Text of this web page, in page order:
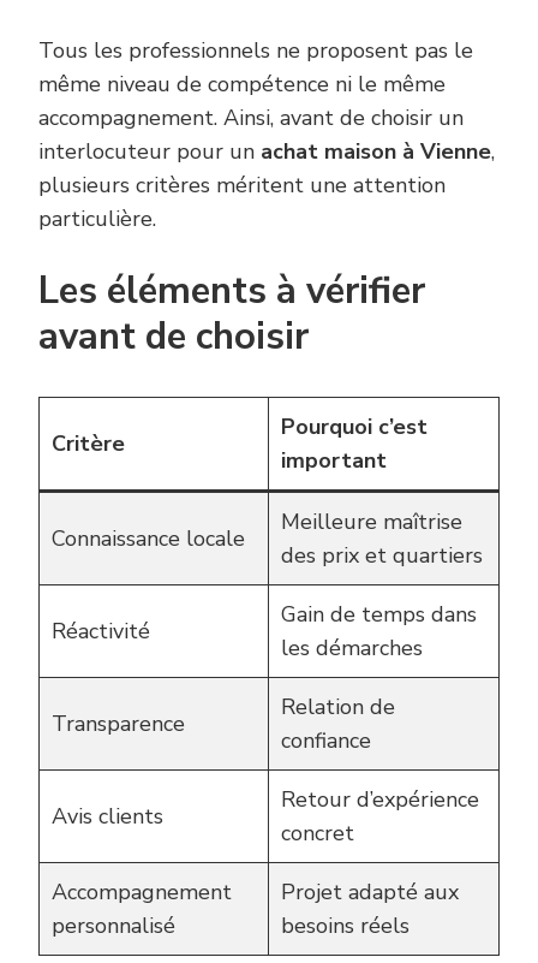
Tous les professionnels ne proposent pas le
même niveau de compétence ni le même
accompagnement. Ainsi, avant de choisir un
interlocuteur pour un achat maison à Vienne,
plusieurs critères méritent une attention
particulière.
Les éléments à vérifier
avant de choisir
Critère
Pourquoi c’est
important
Connaissance locale
Meilleure maîtrise
des prix et quartiers
Réactivité
Gain de temps dans
les démarches
Transparence
Relation de
confiance
Avis clients
Retour d’expérience
concret
Accompagnement
personnalisé
Projet adapté aux
besoins réels